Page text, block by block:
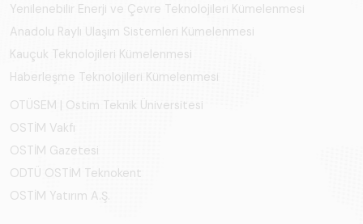
Yenilenebilir Enerji ve Çevre Teknolojileri Kümelenmesi
Anadolu Raylı Ulaşım Sistemleri Kümelenmesi
Kauçuk Teknolojileri Kümelenmesi
Haberleşme Teknolojileri Kümelenmesi
OTÜSEM | Ostim Teknik Üniversitesi
OSTİM Vakfı
OSTİM Gazetesi
ODTÜ OSTİM Teknokent
OSTİM Yatırım A.Ş.